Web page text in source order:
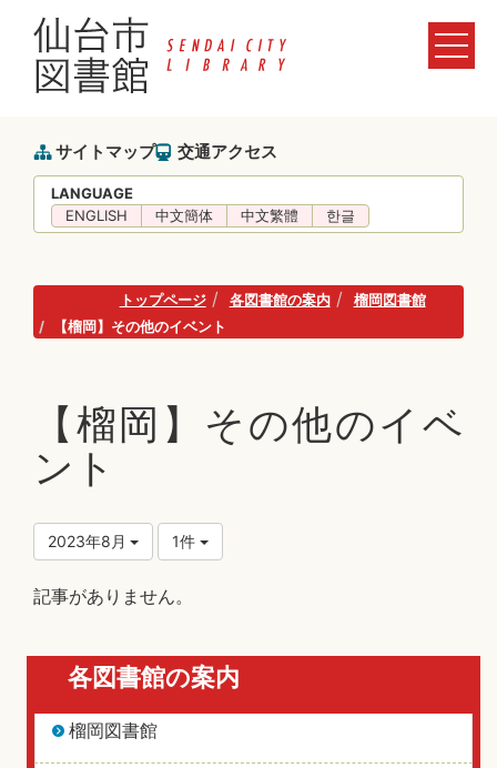
サイトマップ 交通アクセス
LANGUAGE
ENGLISH
中文簡体 中文繁體 한글
トップページ 各図書館の案内
榴岡図書館
【榴岡】その他のイベント
【榴岡】その他のイベ
ント
2023年8月 1件
記事がありません。
各図書館の案内
榴岡図書館